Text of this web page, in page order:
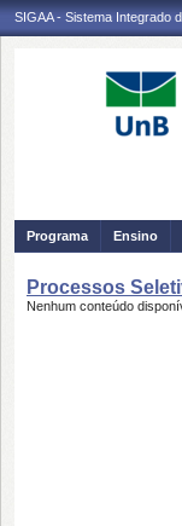
SIGAA - Sistema Integrado
Programa
Ensino
Processos
Nenhum conteúdo